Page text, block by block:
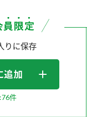
りに保存
追加
件